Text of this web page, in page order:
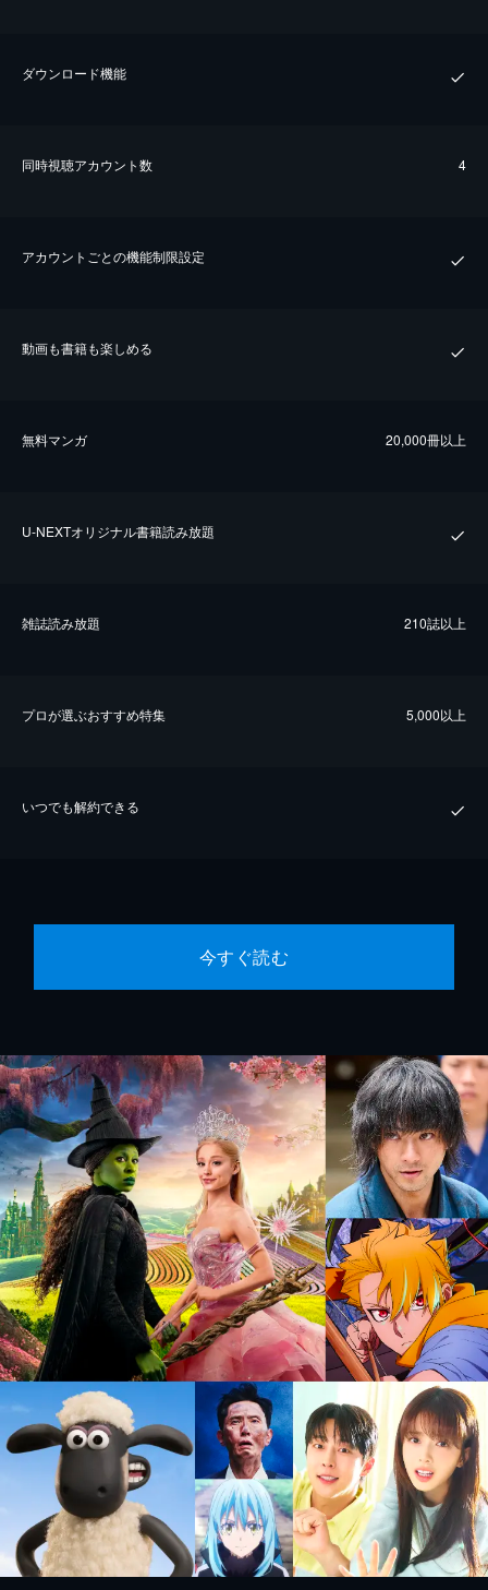
ダウンロード機能
同時視聴アカウント数 4
アカウントごとの機能制限設定
動画も書籍も楽しめる
無料マンガ 20,000冊以上
U-NEXTオリジナル書籍読み放題
雑誌読み放題 210誌以上
プロが選ぶおすすめ特集 5,000以上
いつでも解約できる
今すぐ読む